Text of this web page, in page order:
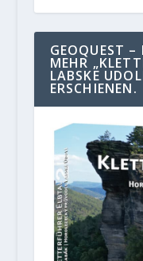
GEOQUEST –
MEHR
LABSKE
ERSCHIENEN.